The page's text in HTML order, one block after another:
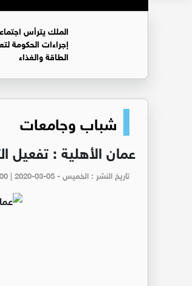
الملك يترأس
إجراءات الحكومة
الطاقة والغذاء
شباب وجامعات
عمان الأهلية : تفعيل
تاريخ النشر : الخميس - am 12:00 | 2020-03-05